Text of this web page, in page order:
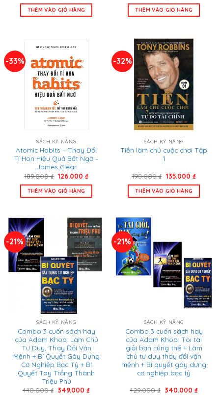
là:
1.908.000 ₫.
THÊM VÀO GIỎ HÀNG là:
703.000 ₫.
tại
THÊM VÀO GIỎ HÀNG
-33%
SÁCH KỸ NĂNG
Atomic Habits – Thay Đổi
Tí Hon Hiệu Quả Bất Ngờ –
James Clear
189.000₫ Giá
là:
189.000 ₫.
126.000 ₫Giá
tại
THÊM VÀO GIỎ HÀNG
-32%
SÁCH KỸ NĂNG
Tiền làm chủ cuộc chơi Tập
1
198.000₫ Giá
là:
198.000 ₫.
135.000 ₫Giá
tại
THÊM VÀO GIỎ HÀNG
-21%
SÁCH KỸ NĂNG
Combo 3 cuốn sách hay
của Adam Khoo: Làm Chủ
Tư Duy, Thay Đổi Vận
Mệnh + Bí Quyết Gây Dựng
Cơ Nghiệp Bạc Tỷ + Bí
Quyết Tay Trắng Thành
Triệu Phú
440.000₫ Giá
349.000₫Giá
-21%
SÁCH KỸ NĂNG
Combo 3 cuốn sách hay
của Adam Khoo: Tôi tài
giỏi bạn cũng thế + Làm
chủ tư duy thay đổi vận
mệnh + Bí quyết gây dựng
cơ nghiệp bạc tỷ
429.000₫ Giá
340.000 ₫Giá